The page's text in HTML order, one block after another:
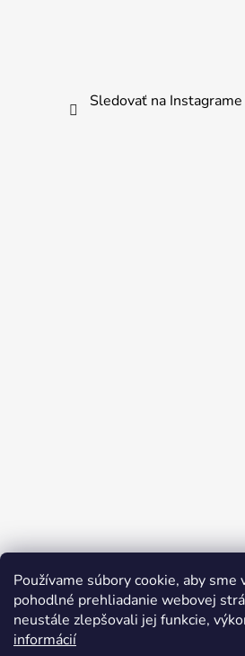
Používame súbory cookie, aby sme
pohodlné prehliadanie webovej
neustále zlepšovali jej funkcie,
informácií
Sledovať na Instagrame